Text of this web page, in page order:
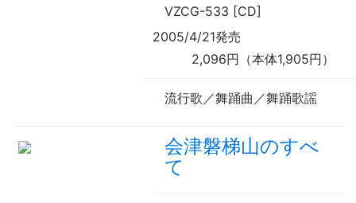
VZCG-533 [CD]
2005/4/21発売
2,096円（本体1,905円）
流行歌／舞踊曲／舞踊歌謡
会津磐梯山のすべ
て